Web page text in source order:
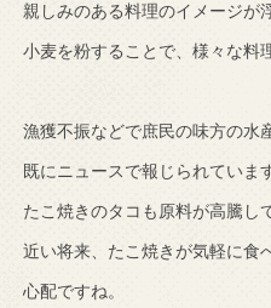
親しみのある料理のイメージが
小麦を粉することで、様々な料
漁獲不振などで庶民の味方の水
既にニュースで報じられています
たこ焼きのタコも原料が高騰し
近い将来、たこ焼きが気軽に食
心配ですね。